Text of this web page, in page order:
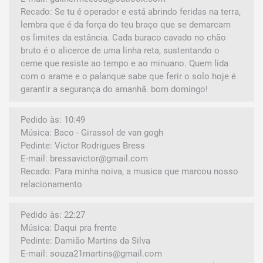
Recado: Se tu é operador e está abrindo feridas na terra,
lembra que é da força do teu braço que se demarcam
os limites da estância. Cada buraco cavado no chão
bruto é o alicerce de uma linha reta, sustentando o
cerne que resiste ao tempo e ao minuano. Quem lida
com o arame e o palanque sabe que ferir o solo hoje é
garantir a segurança do amanhã. bom domingo!
Pedido às: 10:49
Música: Baco - Girassol de van gogh
Pedinte: Victor Rodrigues Bress
E-mail: bressavictor@gmail.com
Recado: Para minha noiva, a musica que marcou nosso
relacionamento
Pedido às: 22:27
Música: Daqui pra frente
Pedinte: Damião Martins da Silva
E-mail: souza21martins@gmail.com